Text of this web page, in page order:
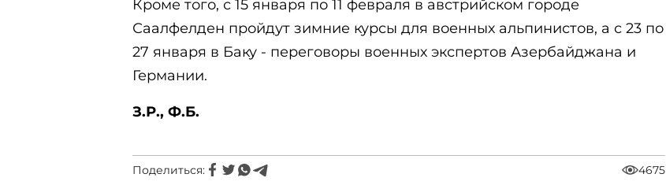
Кроме того, с 15 января по 11 февраля в австрийском городе
Саалфелден пройдут зимние курсы для военных альпинистов, а с 23 по
27 января в Баку - переговоры военных экспертов Азербайджана и
Германии.
З.Р., Ф.Б.
Поделиться: 4675